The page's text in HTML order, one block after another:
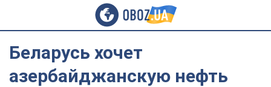
Беларусь хочет
азербайджанскую нефть